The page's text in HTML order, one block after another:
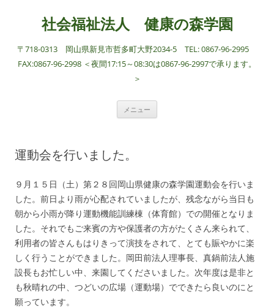
社会福祉法人 健康の森学園
〒718-0313 岡山県新見市哲多町大野2034-5 TEL: 0867-96-2995
FAX:0867-96-2998 ＜夜間17:15～08:30は0867-96-2997で承ります。
＞
メニュー
プ
運動会を行いました。
９月１５日（土）第２８回岡山県健康の森学園運動会を行いま
した。前日より雨が心配されていましたが、残念ながら当日も
朝から小雨が降り運動機能訓練棟（体育館）での開催となりま
した。それでもご来賓の方や保護者の方がたくさん来られて、
利用者の皆さんもはりきって演技をされて、とても賑やかに楽
しく行うことができました。岡田前法人理事長、真鍋前法人施
設長もお忙しい中、来園してくださいました。次年度は是非と
も秋晴れの中、つどいの広場（運動場）でできたら良いのにと
願っています。